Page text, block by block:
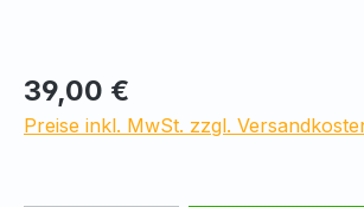
Regulärer Preis:
39,00 €
Preise inkl. MwSt. zzgl.